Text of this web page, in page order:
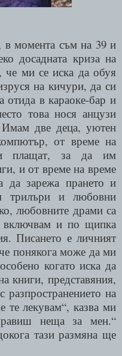
в момента съм на 39 и
досадната криза на
че ми се иска да обуя
на кичури, да си
отида в караоке-бар и
това нося анцузи
две деца, уютен
от време на
плащат, за да им
и от време на време
да зарежа прането и
трилъри и любовни
любовните драми са
и по щипка
Писането е личният
понякога може да ми
когато иска да
книги, представяния,
разпространението на
те лекувам“, казва ми
неща за мен.“
тази размяна ще